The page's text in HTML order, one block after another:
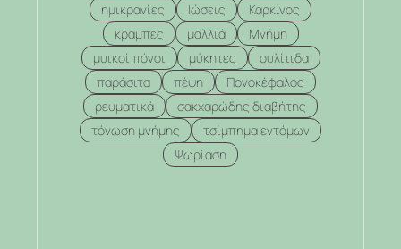
ημικρανίες
Ιώσεις
Καρκίνος
κράμπες
μαλλιά
Μνήμη
μυικοί πόνοι
μύκητες
ουλίτιδα
παράσιτα
πέψη
Πονοκέφαλος
ρευματικά
σακχαρώδης διαβήτης
τόνωση μνήμης
τσίμπημα εντόμων
Ψωρίαση